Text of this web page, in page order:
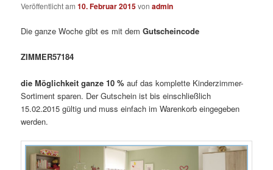
Veröffentlicht am10. Februar 2015vonadmin
Die ganze Woche gibt es mit demGutscheincode
ZIMMER57184
die Möglichkeit ganze 10 %auf das komplette Kinderzimmer-
Sortiment sparen. Der Gutschein ist bis einschließlich
15.02.2015 gültig und muss einfach im Warenkorb eingegeben
werden.